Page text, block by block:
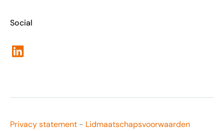
Social
LinkedIn
Privacy statement - Lidmaatschapsvoorwaarden